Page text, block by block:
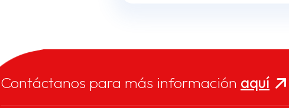
Contáctanos para más información aquí